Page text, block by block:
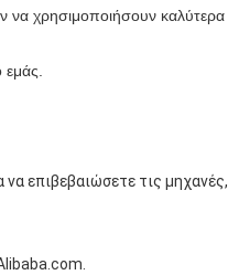
να χρησιμοποιήσουν καλύτερα
εμάς.
επιβεβαιώσετε τις μηχανές,